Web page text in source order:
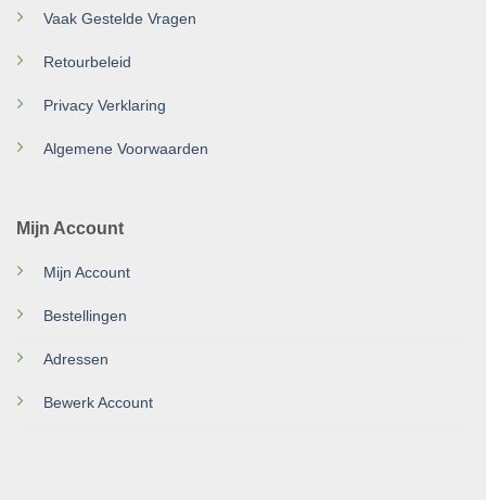
Vaak Gestelde Vragen
Retourbeleid
Privacy Verklaring
Algemene Voorwaarden
Mijn Account
Mijn Account
Bestellingen
Adressen
Bewerk Account